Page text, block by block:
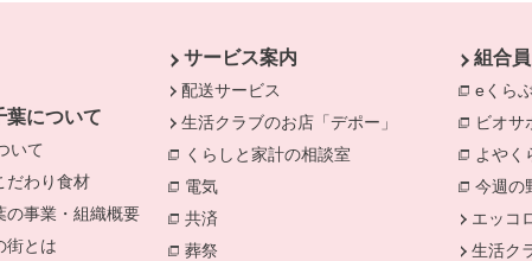
葉について
いて
別のウィンドウで開きます。
だわり食材
の事業・組織概要
街とは
サービス案内
配送サービス
生活クラブのお店「デポー」
くらしと家計の相談室 別のウィンドウで開きま
電気
共済
葬祭
組合
eくらぶ
ビオサ
よやく
今週の
エッコ
生活ク